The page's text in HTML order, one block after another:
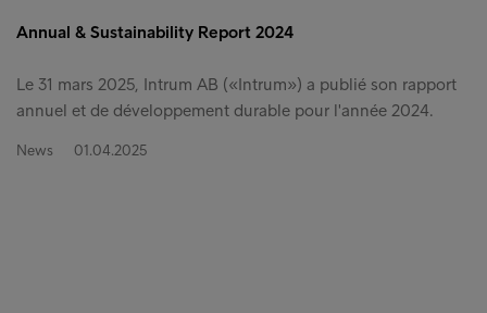
Annual & Sustainability Report 2024
Le 31 mars 2025, Intrum AB («Intrum») a publié son rapport
annuel et de développement durable pour l'année 2024.
News 01.04.2025